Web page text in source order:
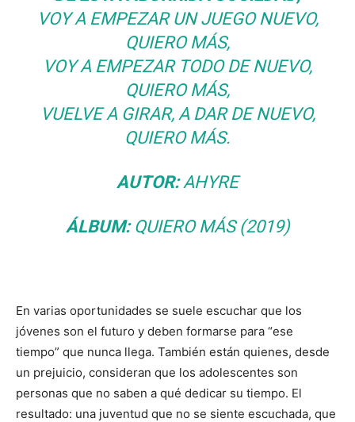
VOY A EMPEZAR UN JUEGO NUEVO,
QUIERO MÁS,
VOY A EMPEZAR TODO DE NUEVO,
QUIERO MÁS,
VUELVE A GIRAR, A DAR DE NUEVO,
QUIERO MÁS.
AUTOR:AHYRE
ÁLBUM:QUIERO MÁS (2019)
En varias oportunidades se suele escuchar que los
jóvenes son el futuro y deben formarse para “ese
tiempo” que nunca llega. También están quienes, desde
un prejuicio, consideran que los adolescentes son
personas que no saben a qué dedicar su tiempo. El
resultado: una juventud que no se siente escuchada, que